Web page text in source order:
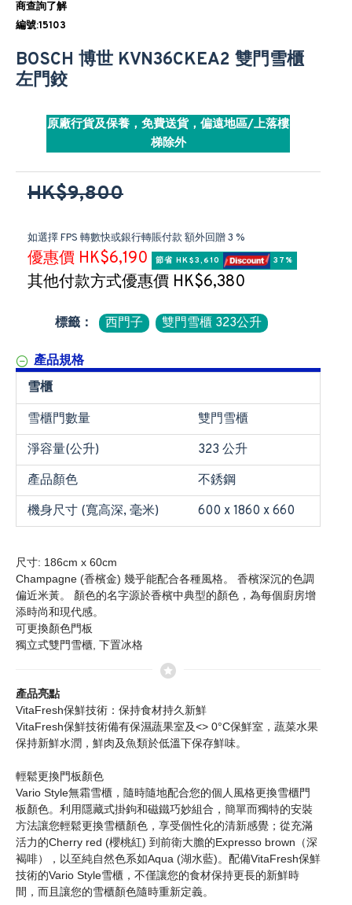
商查詢了解
編號:15103
BOSCH 博世 KVN36CKEA2 雙門雪櫃
左門鉸
原廠行貨及保養，免費送貨，偏遠地區/上落樓
梯除外
HK$9,800
如選擇 FPS 轉數快或銀行轉賬付款 額外回贈 3 %
優惠價 HK$6,190 節省 HK$3,610 37%
其他付款方式優惠價 HK$6,380
標籤： 西門子 雙門雪櫃 323公升
產品規格
雪櫃
雪櫃門數量
雙門雪櫃
淨容量(公升)
323 公升
產品顏色
不銹鋼
機身尺寸 (寬高深, 毫米)
600 x 1860 x 660
尺寸: 186cm x 60cm
Champagne (香檳金) 幾乎能配合各種風格。 香檳深沉的色調
偏近米黃。 顏色的名字源於香檳中典型的顏色，為每個廚房增
添時尚和現代感。
可更換顏色門板
獨立式雙門雪櫃, 下置冰格
產品亮點
VitaFresh保鮮技術：保持食材持久新鮮
VitaFresh保鮮技術備有保濕蔬果室及<> 0°C保鮮室，蔬菜水果
保持新鮮水潤，鮮肉及魚類於低溫下保存鮮味。
輕鬆更換門板顏色
Vario Style無霜雪櫃，隨時隨地配合您的個人風格更換雪櫃門
板顏色。利用隱藏式掛鉤和磁鐵巧妙組合，簡單而獨特的安裝
方法讓您輕鬆更換雪櫃顏色，享受個性化的清新感覺；從充滿
活力的Cherry red (櫻桃紅) 到前衛大膽的Expresso brown（深
褐啡），以至純自然色系如Aqua (湖水藍)。配備VitaFresh保鮮
技術的Vario Style雪櫃，不僅讓您的食材保持更長的新鮮時
間，而且讓您的雪櫃顏色隨時重新定義。